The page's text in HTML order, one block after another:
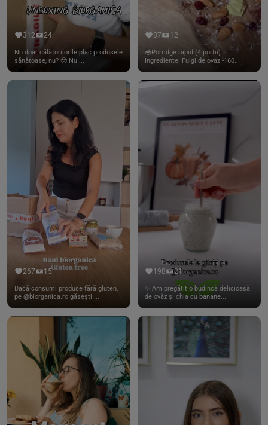
312 24
Nu doar călătorilor le plac produsele
sănătoase, nu? 🥹 Nu ...
87 12
🥣Porridge rapid (4 portii)
Ingrediente: Fulgi de ovaz -160...
267 15
Dacă consumi produse fără gluten,
pe @biorganica.ro găsești ...
198 21
✨ Am pregătit o budincă delicioasă
de ovăz și chia cu banane...